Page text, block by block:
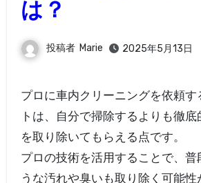
は？
投稿者 Marie 2025年5月13日
プロに車内クリーニングを依頼することのメリッ
トは、自分で掃除するよりも徹
を取り除いてもらえる点です。
プロの技術を活用することで、普
うな汚れや臭いも取り除く可能